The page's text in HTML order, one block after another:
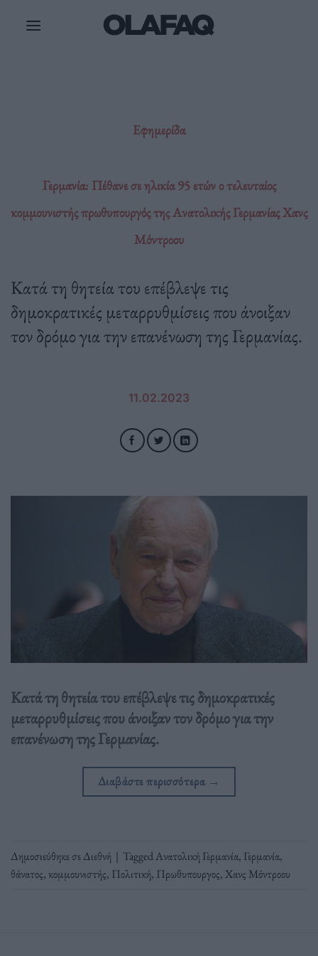
Εφημερίδα
Γερμανία: Πέθανε σε ηλικία 95 ετών ο τελευταίος
κομμουνιστής πρωθυπουργός της Ανατολικής Γερμανίας Χανς
Μόντροου
Κατά τη θητεία του επέβλεψε τις
δημοκρατικές μεταρρυθμίσεις που άνοιξαν
τον δρόμο για την επανένωση της Γερμανίας.
11.02.2023
Κατά τη θητεία του επέβλεψε τις δημοκρατικές
μεταρρυθμίσεις που άνοιξαν τον δρόμο για την
επανένωση της Γερμανίας.
Διαβάστε περισσότερα →
Δημοσιεύθηκε σεΔιεθνή | TaggedΑνατολική Γερμανία, Γερμανία,
θάνατος,κομμουνιστής, Πολιτική, Πρωθυπουργος,Χανς Μόντροου